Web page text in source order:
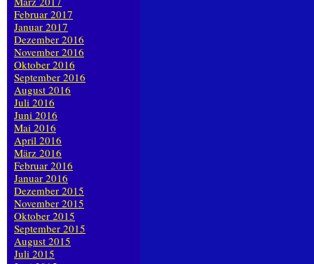
Februar 2017
Januar 2017
Dezember 2016
November 2016
Oktober 2016
September 2016
August 2016
Juli 2016
Juni 2016
Mai 2016
April 2016
März 2016
Februar 2016
Januar 2016
Dezember 2015
November 2015
Oktober 2015
September 2015
August 2015
Juli 2015